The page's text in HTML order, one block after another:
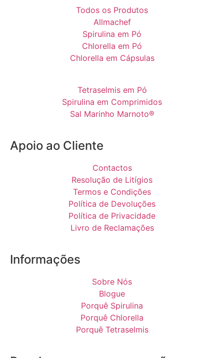
Todos os Produtos
Allmachef
Spirulina em Pó
Chlorella em Pó
Chlorella em Cápsulas
Tetraselmis em Pó
Spirulina em Comprimidos
Sal Marinho Marnoto®
Apoio ao Cliente
Contactos
Resolução de Litígios
Termos e Condições
Política de Devoluções
Política de Privacidade
Livro de Reclamações
Informações
Sobre Nós
Blogue
Porquê Spirulina
Porquê Chlorella
Porquê Tetraselmis